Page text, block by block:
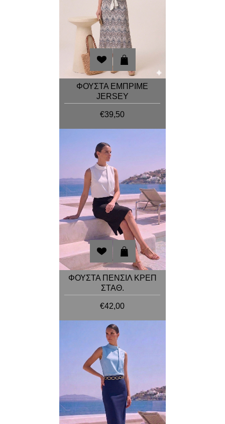
ΦΟΥΣΤΑ ΕΜΠΡΙΜΕ
JERSEY
€39,50
ΦΟΥΣΤΑ ΠΕΝΣΙΛ ΚΡΕΠ
ΣΤΑΘ.
€42,00